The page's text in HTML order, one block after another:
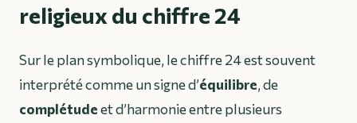
religieux du chiffre 24
Sur le plan symbolique, le chiffre 24 est souvent
interprété comme un signe d’équilibre, de
complétudeet d’harmonie entre plusieurs